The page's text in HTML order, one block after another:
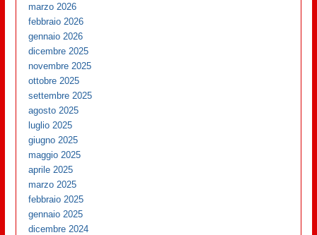
marzo 2026
febbraio 2026
gennaio 2026
dicembre 2025
novembre 2025
ottobre 2025
settembre 2025
agosto 2025
luglio 2025
giugno 2025
maggio 2025
aprile 2025
marzo 2025
febbraio 2025
gennaio 2025
dicembre 2024